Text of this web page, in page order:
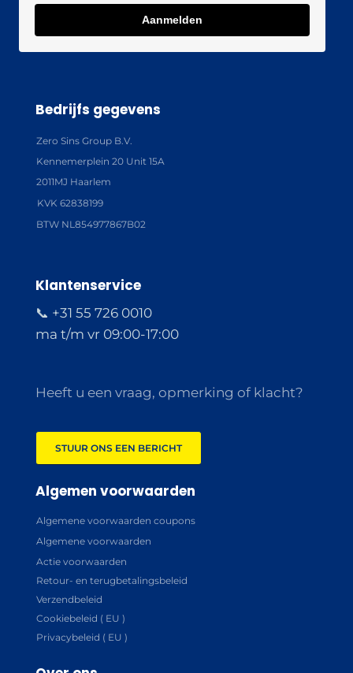
Aanmelden
Bedrijfs gegevens
Zero Sins Group B.V.
Kennemerplein 20 Unit 15A
2011MJ Haarlem
KVK 62838199
BTW NL854977867B02
Klantenservice
📞 +31 55 726 0010
ma t/m vr 09:00-17:00
Heeft u een vraag, opmerking of klacht?
STUUR ONS EEN BERICHT
Algemen voorwaarden
Algemene voorwaarden coupons
Algemene voorwaarden
Actie voorwaarden
Retour- en terugbetalingsbeleid
Verzendbeleid
Cookiebeleid ( EU )
Privacybeleid ( EU )